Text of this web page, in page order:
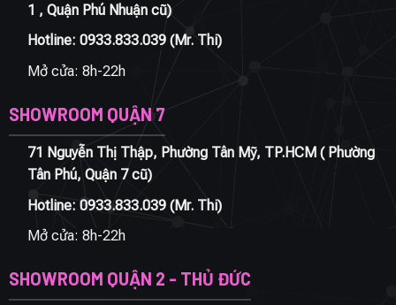
1 , Quận Phú Nhuận cũ)
Hotline: 0933.833.039(Mr. Thi)
Mở cửa: 8h-22h
SHOWROOM QUẬN 7
71 Nguyễn Thị Thập, Phường Tân Mỹ, TP.HCM ( Phường
Tân Phú, Quận 7 cũ)
Hotline: 0933.833.039(Mr. Thi)
Mở cửa: 8h-22h
SHOWROOM QUẬN 2 - THỦ ĐỨC